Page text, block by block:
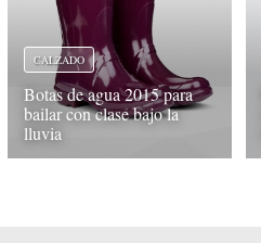
CALZADO
Botas de agua 2015 para
bailar con clase bajo la
lluvia